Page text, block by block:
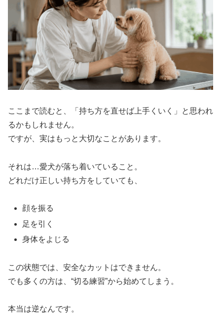
ここまで読むと、「持ち方を直せば上手くいく」と思われ
るかもしれません。
ですが、実はもっと大切なことがあります。
それは…愛犬が落ち着いていること。
どれだけ正しい持ち方をしていても、
顔を振る
足を引く
身体をよじる
この状態では、安全なカットはできません。
でも多くの方は、“切る練習”から始めてしまう。
本当は逆なんです。